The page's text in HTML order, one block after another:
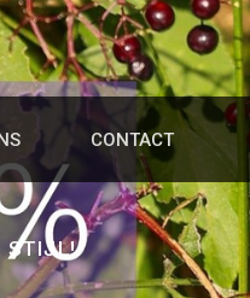
CONTACT
STIJL!